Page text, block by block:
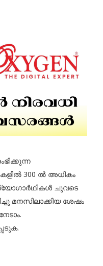
300 ൽ അധികം
ചുവടെ
മനസിലാക്കിയ ശേഷം